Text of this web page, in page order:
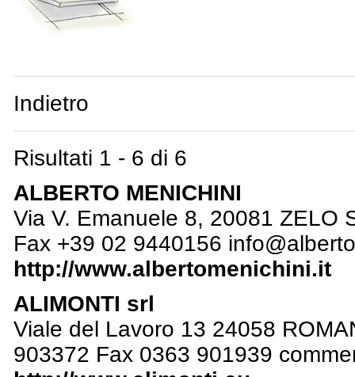
Indietro
Risultati 1 - 6 di 6
ALBERTO MENICHINI
Via V. Emanuele 8, 20081 ZELO
Fax +39 02 9440156
http://www.albertomenichini.it
ALIMONTI srl
Viale del Lavoro 13 24058
903372 Fax 0363 901939